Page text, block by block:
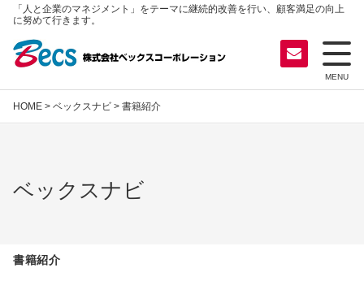
「人と企業のマネジメント」をテーマに継続的改善を行い、顧客満足の向上
に努めて行きます。
MENU
HOME > ベックスナビ > 書籍紹介
ベックスナビ
書籍紹介